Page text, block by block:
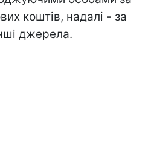
коштів, надалі - за
джерела.